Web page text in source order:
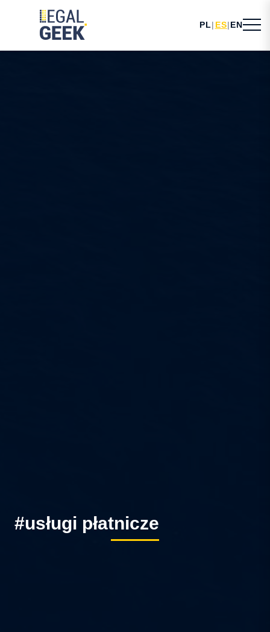
PL | ES| EN
#usługi płatnicze